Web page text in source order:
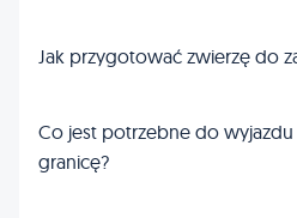
Jak przygotować zwierzę do
Co jest potrzebne do
granicę?